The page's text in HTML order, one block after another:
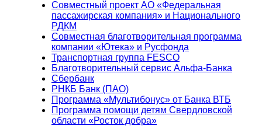
Совместный проект АО «Федеральная
пассажирская компания» и Национального
РДКМ
Совместная благотворительная программа
компании «Ютека» и Русфонда
Транспортная группа FESCO
Благотворительный сервис Альфа-Банка
Сбербанк
РНКБ Банк (ПАО)
Программа «Мультибонус» от Банка ВТБ
Программа помощи детям Свердловской
области «Росток добра»